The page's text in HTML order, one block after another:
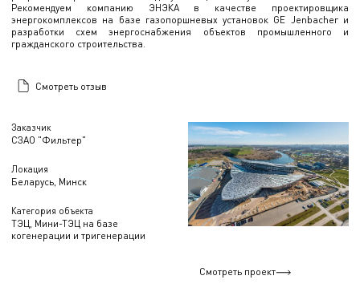
Заказчик
СЗАО "Фильтер"
Локация
Беларусь, Минск
Категория объекта
ТЭЦ, Мини-ТЭЦ на базе
когенерации и тригенерации
Рекомендуем компанию ЭНЭКА в качестве проектировщика
энергокомплексов на базе газопоршневых установок GE Jenbacher и
разработки схем энергоснабжения объектов промышленного и
гражданского строительства.
Смотреть отзыв
Смотреть проект